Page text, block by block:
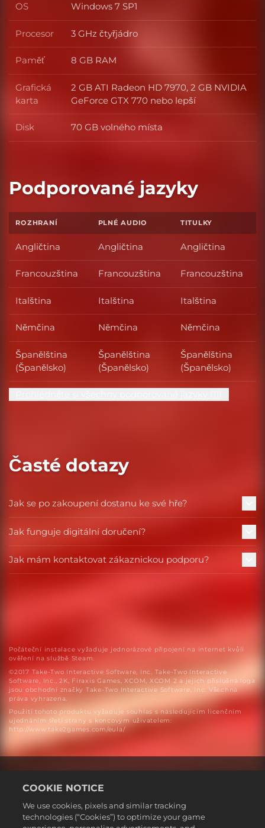
OS OS
Windows 7 SP1
Procesor Procesor
3 GHz čtyřjádro
Paměť Paměť
8 GB RAM
Grafická
karta
Grafická karta
2 GB ATI Radeon HD 7970, 2 GB NVIDIA
GeForce GTX 770 nebo lepší
Disk Disk
70 GB volného místa
Podporované jazyky
ROZHRANÍ PLNÉ AUDIO TITULKY
Angličtina Angličtina Angličtina
Francouzština Francouzština Francouzština
Italština Italština Italština
Němčina Němčina Němčina
Španělština
(Španělsko)
Španělština
(Španělsko)
Španělština
(Španělsko)
Časté dotazy
Jak se po zakoupení dostanu ke své hře?
Jak funguje digitální doručení?
Jak mám kontaktovat zákaznickou podporu?
Počáteční instalace vyžaduje jednorázové připojení na internet kvůli
ověření na službě Steam.
©2017 Take-Two Interactive Software, Inc. Take-Two Interactive
Software, Inc., 2K, Firaxis Games, XCOM, XCOM 2 a jejich příslušná loga
jsou obchodní značky Take-Two Interactive Software, Inc. Všechna
práva vyhrazena.
Použití tohoto produktu vyžaduje souhlas s následujícím licenčním
ujednáním třetí strany s koncovým uživatelem:
http://www.take2games.com/eula/
Čeština
COOKIE NOTICE
We use cookies, pixels and similar tracking
technologies (“Cookies”) to optimize your game